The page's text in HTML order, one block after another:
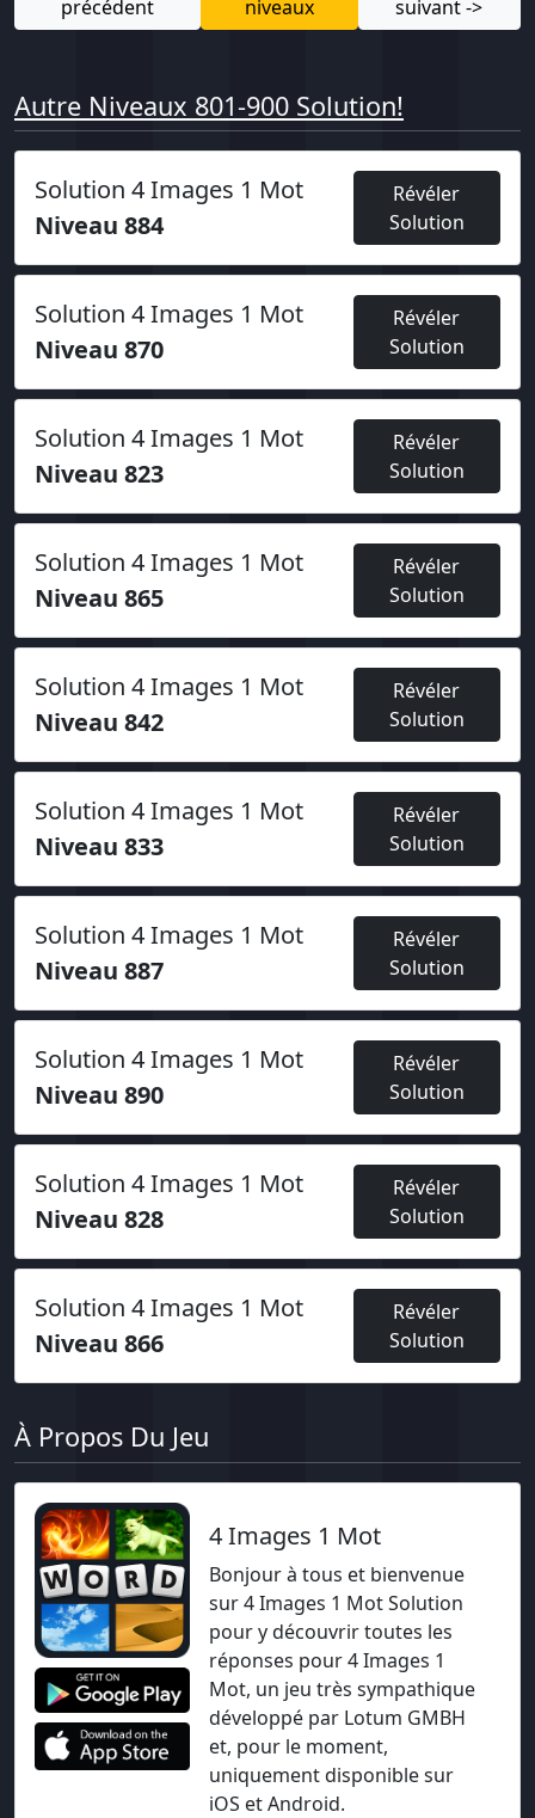
précédent
niveaux
suivant ->
Autre Niveaux 801-900 Solution!
Solution 4 Images 1 Mot
Niveau 884
Révéler
Solution
Solution 4 Images 1 Mot
Niveau 870
Révéler
Solution
Solution 4 Images 1 Mot
Niveau 823
Révéler
Solution
Solution 4 Images 1 Mot
Niveau 865
Révéler
Solution
Solution 4 Images 1 Mot
Niveau 842
Révéler
Solution
Solution 4 Images 1 Mot
Niveau 833
Révéler
Solution
Solution 4 Images 1 Mot
Niveau 887
Révéler
Solution
Solution 4 Images 1 Mot
Niveau 890
Révéler
Solution
Solution 4 Images 1 Mot
Niveau 828
Révéler
Solution
Solution 4 Images 1 Mot
Niveau 866
Révéler
Solution
À Propos Du Jeu
4 Images 1 Mot
Bonjour à tous et bienvenue
sur 4 Images 1 Mot Solution
pour y découvrir toutes les
réponses pour 4 Images 1
Mot, un jeu très sympathique
développé par Lotum GMBH
et, pour le moment,
uniquement disponible sur
iOS et Android.